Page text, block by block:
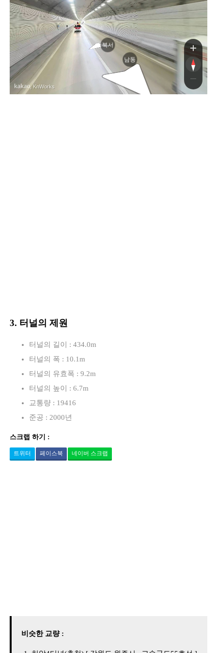
북서
남동
, KnWorks
3. 터널의 제원
터널의 길이 : 434.0m
터널의 폭 : 10.1m
터널의 유효폭 : 9.2m
터널의 높이 : 6.7m
교통량 : 19416
준공 : 2000년
스크랩 하기 :
트위터 페이스북 네이버 스크랩
비슷한 교량 :